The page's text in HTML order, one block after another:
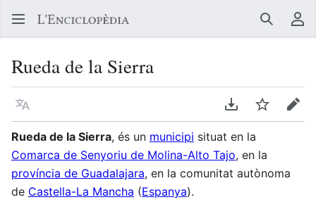
Buscar
Rueda de la Sierra
Llegir en un atre idioma Descarregar en
Vigilar
Rueda de la Sierra, és un municipi situat en la
Comarca de Senyoriu de Molina-Alto Tajo, en la
província de Guadalajara, en la comunitat autònoma
de Castella-La Mancha (Espanya).